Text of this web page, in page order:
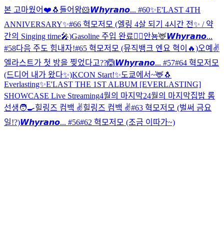
본 고마웠어❤️ 🐧들어왕🐹𝙒𝙝𝙮𝙧𝙖𝙣𝙤... #60✨E'LAST 4TH
ANNIVERSARY✨#66 혁모저모 (엘링 4살 되기 4시간 전✨ / 약
간의 Singing time🎤)Gasoline 주입 완료❤️‍🔥안뇽🦌𝙒𝙝𝙮𝙧𝙖𝙣𝙤...
#58다음 주도 힘내자!#65 혁모저모 (뮤직뱅크 엔요 혁이🔥)오예✌️
엘라스트가 첫 방을 찢었다고??🙆𝙒𝙝𝙮𝙧𝙖𝙣𝙤... #57#64 혁모저모
(드디어 내가 왔다✨)KCON Start!✨도쿄에서~🦌 🐧
Everlasting✨E'LAST THE 1ST ALBUM [EVERLASTING]
SHOWCASE Live Streaming4월의 마지막24월의 마지막집밥 롬
선생🧑‍🍳힐링즈 컴백 ✌️힐링즈 컴백 ✌️#63 혁모저모 (벌써 금요
일!?)𝙒𝙝𝙮𝙧𝙖𝙣𝙤... #56#62 혁모저모 (조금 이따가~)